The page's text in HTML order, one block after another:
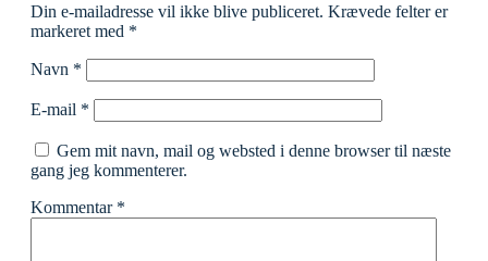
Din e-mailadresse vil ikke blive publiceret. Krævede felter er
markeret med *
Navn *
E-mail *
Gem mit navn, mail og websted i denne browser til næste
gang jeg kommenterer.
Kommentar *